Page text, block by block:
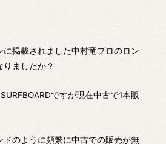
掲載されました中村竜プロのロン
りましたか？
ですが現在中古で1本販
ドのように頻繁に中古での販売が無